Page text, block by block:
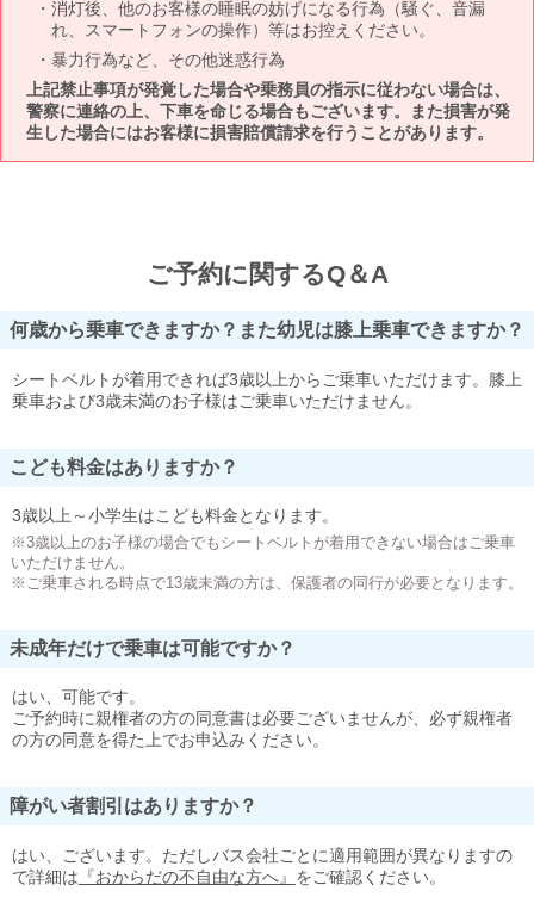
消灯後、他のお客様の睡眠の妨げになる行為（騒ぐ、音漏
れ、スマートフォンの操作）等はお控えください。
暴力行為など、その他迷惑行為
上記禁止事項が発覚した場合や乗務員の指示に従わない場合は、
警察に連絡の上、下車を命じる場合もございます。また損害が発
生した場合にはお客様に損害賠償請求を行うことがあります。
ご予約に関するQ＆A
何歳から乗車できますか？また幼児は膝上乗車できますか？
シートベルトが着用できれば3歳以上からご乗車いただけます。膝上
乗車および3歳未満のお子様はご乗車いただけません。
こども料金はありますか？
3歳以上～小学生はこども料金となります。
※3歳以上のお子様の場合でもシートベルトが着用できない場合はご乗車
いただけません。
※ご乗車される時点で13歳未満の方は、保護者の同行が必要となります。
未成年だけで乗車は可能ですか？
はい、可能です。
ご予約時に親権者の方の同意書は必要ございませんが、必ず親権者
の方の同意を得た上でお申込みください。
障がい者割引はありますか？
はい、ございます。ただしバス会社ごとに適用範囲が異なりますの
で詳細は 『おからだの不自由な方へ』 をご確認ください。